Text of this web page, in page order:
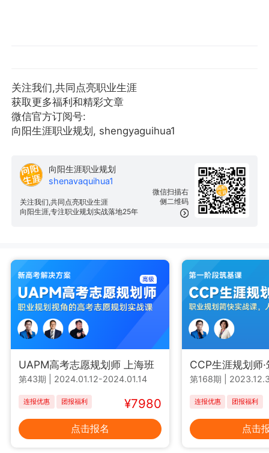
关注我们,共同点亮职业生涯
获取更多福利和精彩文章
微信官方订阅号:
向阳生涯职业规划, shengyaguihua1
微信扫描右
侧二维码
向阳生涯职业规划
shenavaquihua1
关注我们,共同点亮职业生涯
向阳生涯,专注职业规划实战落地25年
UAPM高考志愿规划师 上海班
第43期 2024.01.12-2024.01.14
连报优惠 团报福利 ¥7980
点击报名
CCP生涯规划师
第168期
连报优惠 团报福利
点击